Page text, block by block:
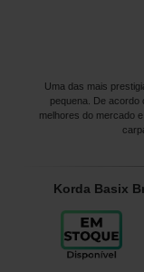
Uma das mais
pequena. De
melhores do mercado
Korda Basix